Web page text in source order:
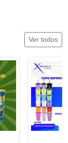
Ver todos